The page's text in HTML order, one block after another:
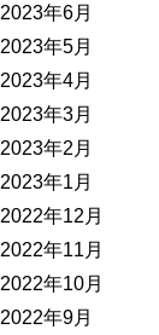
2023年6月
2023年5月
2023年4月
2023年3月
2023年2月
2023年1月
2022年12月
2022年11月
2022年10月
2022年9月